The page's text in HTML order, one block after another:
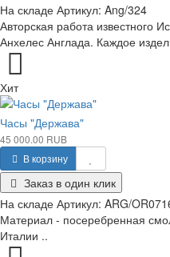
На складе Артикул: Ang/324
Авторская работа известного
Анхелес Англада. Каждое
Хит
Часы "Держава"
45 000.00 RUB
В корзину
Заказ в один клик
На складе Артикул: ARG/
Материал - посеребренная
Италии ..